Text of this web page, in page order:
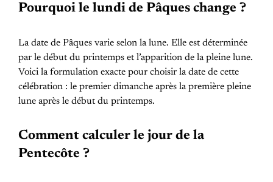
Pourquoi le lundi de Pâques change ?
La date de Pâques varie selon la lune. Elle est déterminée
par le début du printemps et l’apparition de la pleine lune.
Voici la formulation exacte pour choisir la date de cette
célébration : le premier dimanche après la première pleine
lune après le début du printemps.
Comment calculer le jour de la
Pentecôte ?